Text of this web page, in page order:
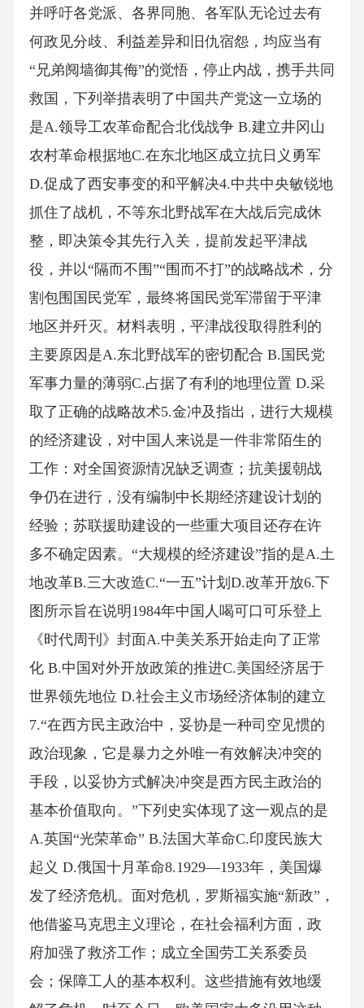
并呼吁各党派、各界同胞、各军队无论过去有
何政见分歧、利益差异和旧仇宿怨，均应当有
“兄弟阋墙御其侮”的觉悟，停止内战，携手共同
救国，下列举措表明了中国共产党这一立场的
是A.领导工农革命配合北伐战争 B.建立井冈山
农村革命根据地C.在东北地区成立抗日义勇军
D.促成了西安事变的和平解决4.中共中央敏锐地
抓住了战机，不等东北野战军在大战后完成休
整，即决策令其先行入关，提前发起平津战
役，并以“隔而不围”“围而不打”的战略战术，分
割包围国民党军，最终将国民党军滞留于平津
地区并歼灭。材料表明，平津战役取得胜利的
主要原因是A.东北野战军的密切配合 B.国民党
军事力量的薄弱C.占据了有利的地理位置 D.采
取了正确的战略故术5.金冲及指出，进行大规模
的经济建设，对中国人来说是一件非常陌生的
工作：对全国资源情况缺乏调查；抗美援朝战
争仍在进行，没有编制中长期经济建设计划的
经验；苏联援助建设的一些重大项目还存在许
多不确定因素。“大规模的经济建设”指的是A.土
地改革B.三大改造C.“一五”计划D.改革开放6.下
图所示旨在说明1984年中国人喝可口可乐登上
《时代周刊》封面A.中美关系开始走向了正常
化 B.中国对外开放政策的推进C.美国经济居于
世界领先地位 D.社会主义市场经济体制的建立
7.“在西方民主政治中，妥协是一种司空见惯的
政治现象，它是暴力之外唯一有效解决冲突的
手段，以妥协方式解决冲突是西方民主政治的
基本价值取向。”下列史实体现了这一观点的是
A.英国“光荣革命” B.法国大革命C.印度民族大
起义 D.俄国十月革命8.1929—1933年，美国爆
发了经济危机。面对危机，罗斯福实施“新政”，
他借鉴马克思主义理论，在社会福利方面，政
府加强了救济工作；成立全国劳工关系委员
会；保障工人的基本权利。这些措施有效地缓